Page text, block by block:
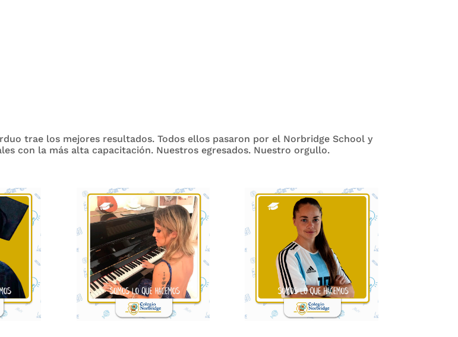
trae los mejores resultados. Todos ellos pasaron por el Norbridge School y
con la más alta capacitación. Nuestros egresados. Nuestro orgullo.